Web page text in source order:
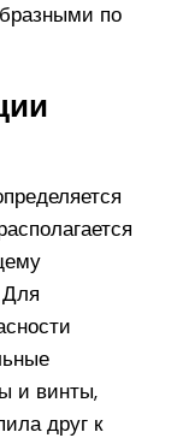
по
и винты,
друг к